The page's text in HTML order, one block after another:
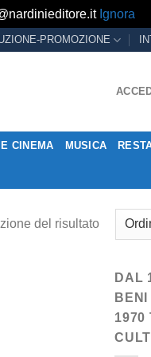
Ignora
PROMOZIONE
CINEMA MUSICA
del risultato
DAL
1970